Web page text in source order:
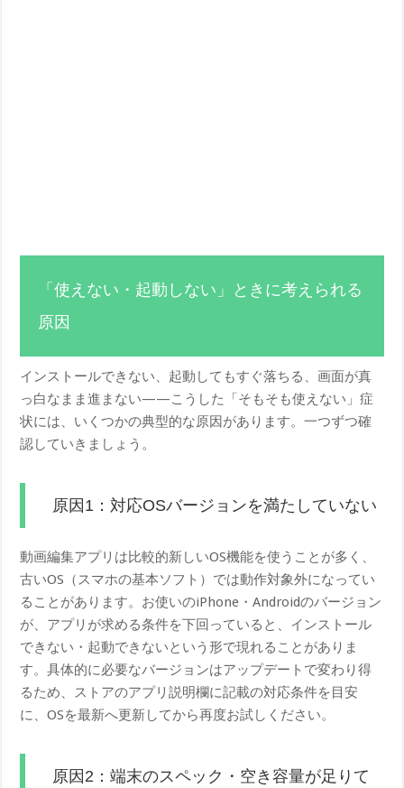
「使えない・起動しない」ときに考えられる
原因
インストールできない、起動してもすぐ落ちる、画面が真
っ白なまま進まない——こうした「そもそも使えない」症
状には、いくつかの典型的な原因があります。一つずつ確
認していきましょう。
原因1：対応OSバージョンを満たしていない
動画編集アプリは比較的新しいOS機能を使うことが多く、
古いOS（スマホの基本ソフト）では動作対象外になってい
ることがあります。お使いのiPhone・Androidのバージョン
が、アプリが求める条件を下回っていると、インストール
できない・起動できないという形で現れることがありま
す。具体的に必要なバージョンはアップデートで変わり得
るため、ストアのアプリ説明欄に記載の対応条件を目安
に、OSを最新へ更新してから再度お試しください。
原因2：端末のスペック・空き容量が足りて